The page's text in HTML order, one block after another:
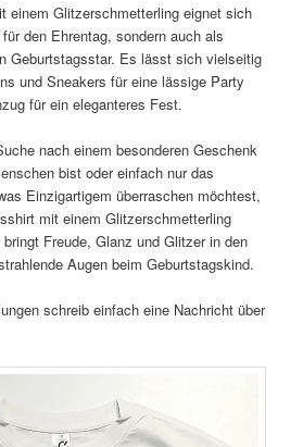
einem Glitzerschmetterling eignet sich
den Ehrentag, sondern auch als
Geburtstagsstar. Es lässt sich vielseitig
und Sneakers für eine lässige Party
für ein eleganteres Fest.
nach einem besonderen Geschenk
bist oder einfach nur das
Einzigartigem überraschen möchtest,
mit einem Glitzerschmetterling
Freude, Glanz und Glitzer in den
Augen beim Geburtstagskind.
schreib einfach eine Nachricht über